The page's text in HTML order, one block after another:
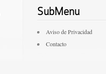
SubMenu
Aviso de Privacidad
Contacto